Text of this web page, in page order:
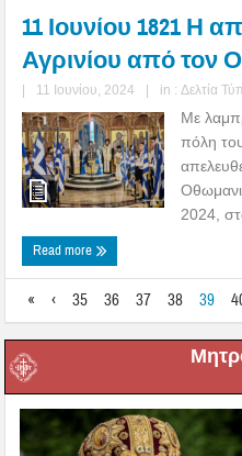
11 Ιουνίου 1821 Η
Αγρινίου από τον
| 11 Ιουνίου, 2024 | in : Δελτία
Με
πόλη του
2024,
Read more
« ‹ 35 36 37 38 39